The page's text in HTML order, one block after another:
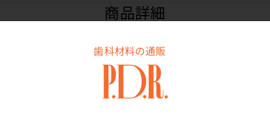
歯科材料の通販
商品詳細